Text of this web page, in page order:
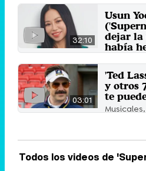
entrega,
20 de
32:10
Usun
dejar la
había
había
La actriz
Movistar+
9 de julio
03:01
'Ted
y otros
te
2 de julio
Todos los videos de